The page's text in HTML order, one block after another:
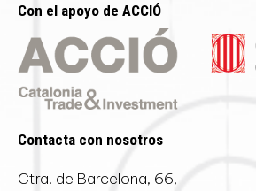
Con el apoyo de ACCIÓ
Contacta con nosotros
Ctra. de Barcelona, 66,